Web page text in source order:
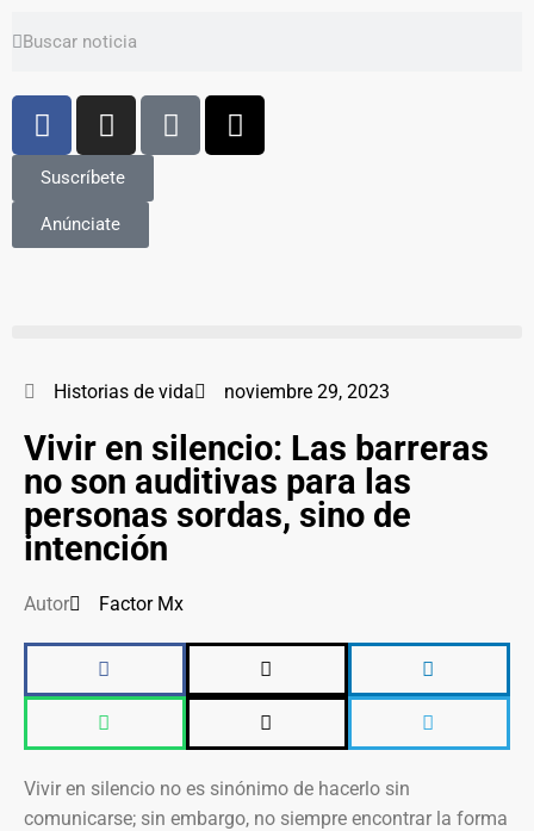
Suscríbete
Anúnciate
Historias de vida noviembre 29, 2023
Vivir en silencio: Las barreras
no son auditivas para las
personas sordas, sino de
intención
Autor Factor Mx
Vivir en silencio no es sinónimo de hacerlo sin
comunicarse; sin embargo, no siempre encontrar la forma